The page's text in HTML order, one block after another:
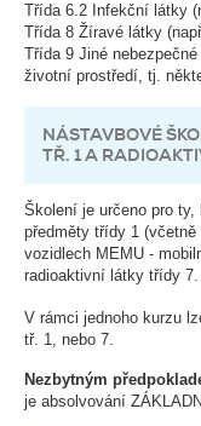
Třída 6.2 Infekční látky
Třída 8 Žíravé látky
Třída 9 Jiné
životní prostředí, tj.
NÁSTAVBOVÉ
TŘ. 1 A
Školení je určeno pro
předměty třídy 1
vozidlech MEMU -
radioaktivní látky třídy 7.
V rámci jednoho kurzu
tř. 1, nebo 7.
Nezbytným
je absolvování